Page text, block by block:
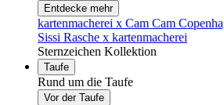
Entdecke mehr
kartenmacherei x Cam Cam
Sissi Rasche x kartenmacherei
Sternzeichen Kollektion
Taufe
Rund um die Taufe
Vor der Taufe